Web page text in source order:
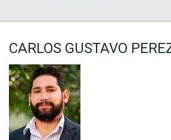
CARLOS GUSTAVO